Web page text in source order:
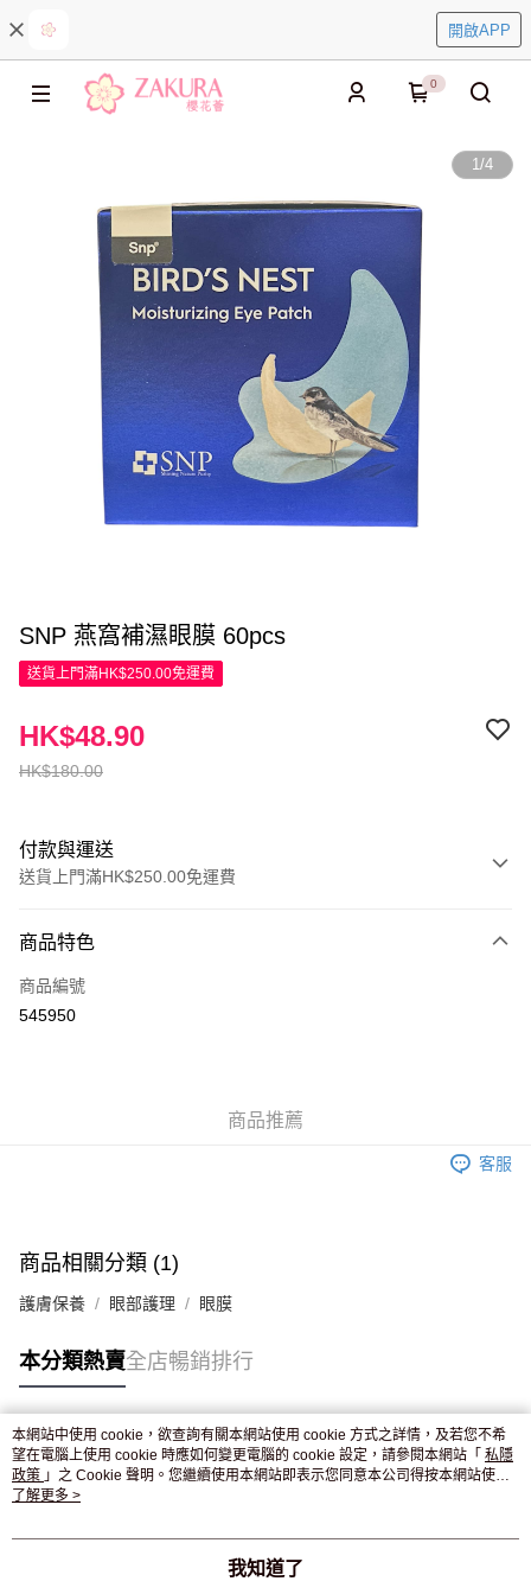
開啟APP
0
1/4
SNP 燕窩補濕眼膜 60pcs
送貨上門滿HK$250.00免運費
HK$180.00
HK$48.90
付款與運送
送貨上門滿HK$250.00免運費
信用卡
Apple Pay
付款後門市自取，訂單確認後2-4個工作天到店，7天內取。逾期後
商品特色
商品編號
545950
商品推薦
客服
商品相關分類 (1)
護膚保養 眼部護理 眼膜
本分類熱賣全店暢銷排行
熱門標籤
熱銷排行
本網站中使用 cookie，欲查詢有關本網站使用 cookie 方式之詳情，及若您不希
望在電腦上使用 cookie 時應如何變更電腦的 cookie 設定，請參閱本網站「 私隱
政策 」之 Cookie 聲明。您繼續使用本網站即表示您同意本公司得按本網站使用
條款之 Cookie 聲明使用 cookie。
了解更多 >
我知道了